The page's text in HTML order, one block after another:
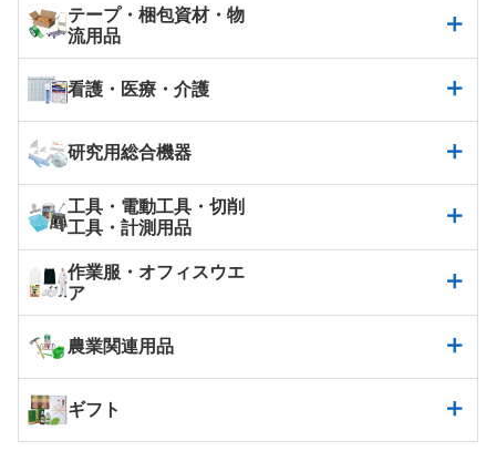
テープ・梱包資材・物
流用品
看護・医療・介護
研究用総合機器
工具・電動工具・切削
工具・計測用品
作業服・オフィスウエ
ア
農業関連用品
ギフト